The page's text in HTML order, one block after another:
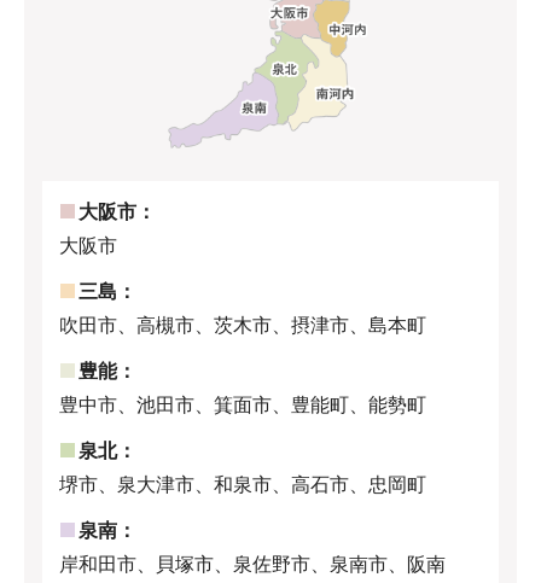
大阪市：
大阪市
三島：
吹田市、高槻市、茨木市、摂津市、島本町
豊能：
豊中市、池田市、箕面市、豊能町、能勢町
泉北：
堺市、泉大津市、和泉市、高石市、忠岡町
泉南：
岸和田市、貝塚市、泉佐野市、泉南市、阪南